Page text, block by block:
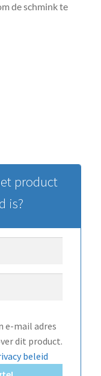
de schmink te
product
is?
mail adres
dit product.
beleid